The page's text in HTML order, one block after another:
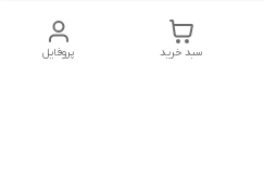
پروفایل سبد خرید